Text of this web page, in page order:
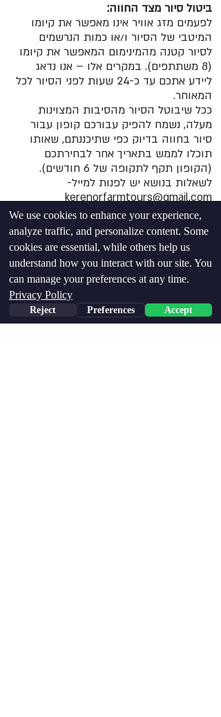
ביטול סיור מצד החווה:
לפעמים מזג אוויר אינו מאפשר את קיומו
המיטבי של הסיור ו/או כמות הנרשמים
לסיור קטנה מהמינימום המאפשר את קיומו
(8 משתתפים). במקרים אלו – אנו נדאג
ליידע אתכם עד כ-24 שעות לפני הסיור לכל
המאוחר.
ככל שיבוטל הסיור מהסיבות המצוינות
מעלה, נשמח להפיק עבורכם קופון עבור
סיור בחווה בדיוק כפי שתיכננתם, שאותו
תוכלו לממש בתאריך אחר לבחירתכם
(הקופון תקף לתקופה של 6 חודשים).
לשאלות בנושא יש לפנות למייל-
kerenorfarmtours@gmail.com
*החווה אינה פתוחה למבקרים ולא ניתן
להגיע לבקר בה ללא תיאום מראש.
מועדי הסיורים הקרובים
לפרטים והרשמה לסיור לחצו:
We use cookies to enhance your experience,
analyze traffic, and personalize content. Some
cookies are essential, while others help us
understand how you interact with our site. You
can manage your preferences at any time.
Privacy Policy
Reject Preferences Accept